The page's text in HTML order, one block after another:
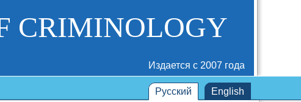
CRIMINOLOGY
Издается с 2007 года
Русский English